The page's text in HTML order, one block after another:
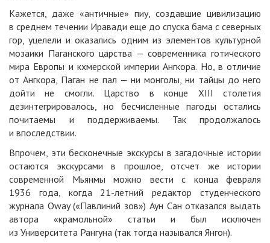
Кажется, даже «античные» пиу, создавшие цивилизацию
в среднем течении Иравади еще до спуска бама с северных
гор, уцелели и оказались одним из элементов культурной
мозаики Паганского царства — современника готического
мира Европы и кхмерской империи Ангкора. Но, в отличие
от Ангкора, Паган не пал — ни монголы, ни тайцы до него
дойти не смогли. Царство в конце XIII столетия
дезинтегрировалось, но бесчисленные пагоды остались
почитаемы и поддерживаемы. Так продолжалось
и впоследствии.
Впрочем, эти бесконечные экскурсы в загадочные истории
остаются экскурсами в прошлое, отсчет же истории
современной Мьянмы можно вести с конца февраля
1936 года, когда 21-летний редактор студенческого
журнала Oway («Павлиний зов») Аун Сан отказался выдать
автора «крамольной» статьи и был исключен
из Университета Рангуна (так тогда назывался Янгон).